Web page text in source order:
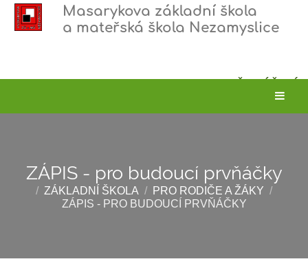
Masarykova základní škola
a mateřská škola Nezamyslice
ZÁPIS - pro budoucí prvňáčky
/ ZÁKLADNÍ ŠKOLA / PRO RODIČE A ŽÁKY /
ZÁPIS - PRO BUDOUCÍ PRVŇÁČKY